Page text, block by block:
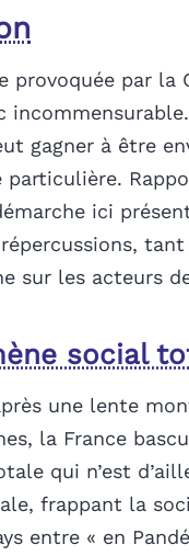
provoquée par la
gagner à être
particulière.
ici
sur les acteurs
social
une lente
la France
qui n’est
frappant la
entre « en